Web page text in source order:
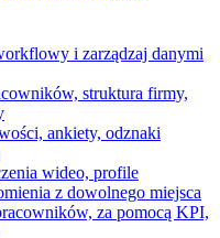
i zarządzaj danymi
struktura firmy,
ankiety, odznaki
wideo, profile
z dowolnego miejsca
za pomocą KPI,